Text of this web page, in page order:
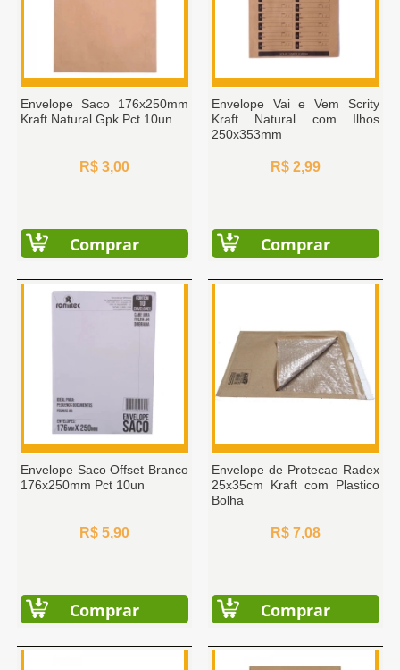
Envelope Saco 176x250mm
Kraft Natural Gpk Pct 10un
R$ 3,00
Comprar
Envelope Vai e Vem Scrity
Kraft Natural com Ilhos
250x353mm
R$ 2,99
Comprar
Envelope Saco Offset Branco
176x250mm Pct 10un
R$ 5,90
Comprar
Envelope de Protecao Radex
25x35cm Kraft com Plastico
Bolha
R$ 7,08
Comprar